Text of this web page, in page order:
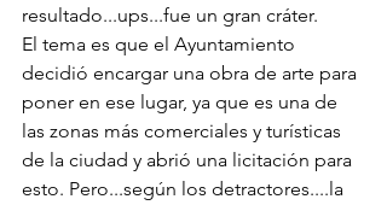
resultado...ups...fue un gran cráter.
El tema es que el Ayuntamiento
decidió encargar una obra de arte para
poner en ese lugar, ya que es una de
las zonas más comerciales y turísticas
de la ciudad y abrió una licitación para
esto. Pero...según los detractores....la